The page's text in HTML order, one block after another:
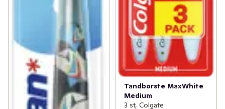
Tandborste MaxWhite
Medium
3 st, Colgate